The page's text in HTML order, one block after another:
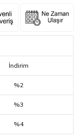
İndirim
%2
%3
%4